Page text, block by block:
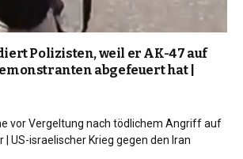
Polizisten, weil er AK-47 auf
abgefeuert hat |